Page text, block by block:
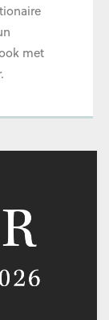
met